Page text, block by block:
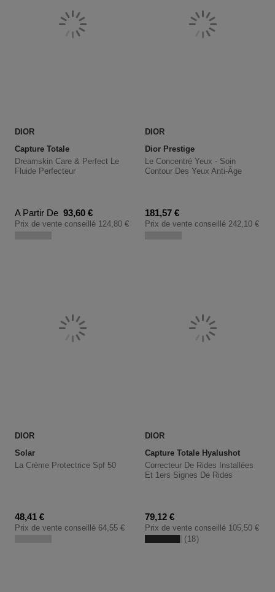
DIOR
Capture Totale
Dreamskin Care & Perfect Le
Fluide Perfecteur
A Partir De Prix promotionnel
93,60 €
Prix de vente conseillé 124,80 €
DIOR
Dior Prestige
Le Concentré Yeux - Soin
Contour Des Yeux Anti-Âge
Prix promotionnel
181,57 €
Prix de vente conseillé 242,10 €
DIOR
Solar
La Crème Protectrice Spf 50
Prix promotionnel
48,41 €
Prix de vente conseillé 64,55 €
DIOR
Capture Totale Hyalushot
Correcteur De Rides Installées
Et 1ers Signes De Rides
Prix promotionnel
79,12 €
Prix de vente conseillé 105,50 €
18